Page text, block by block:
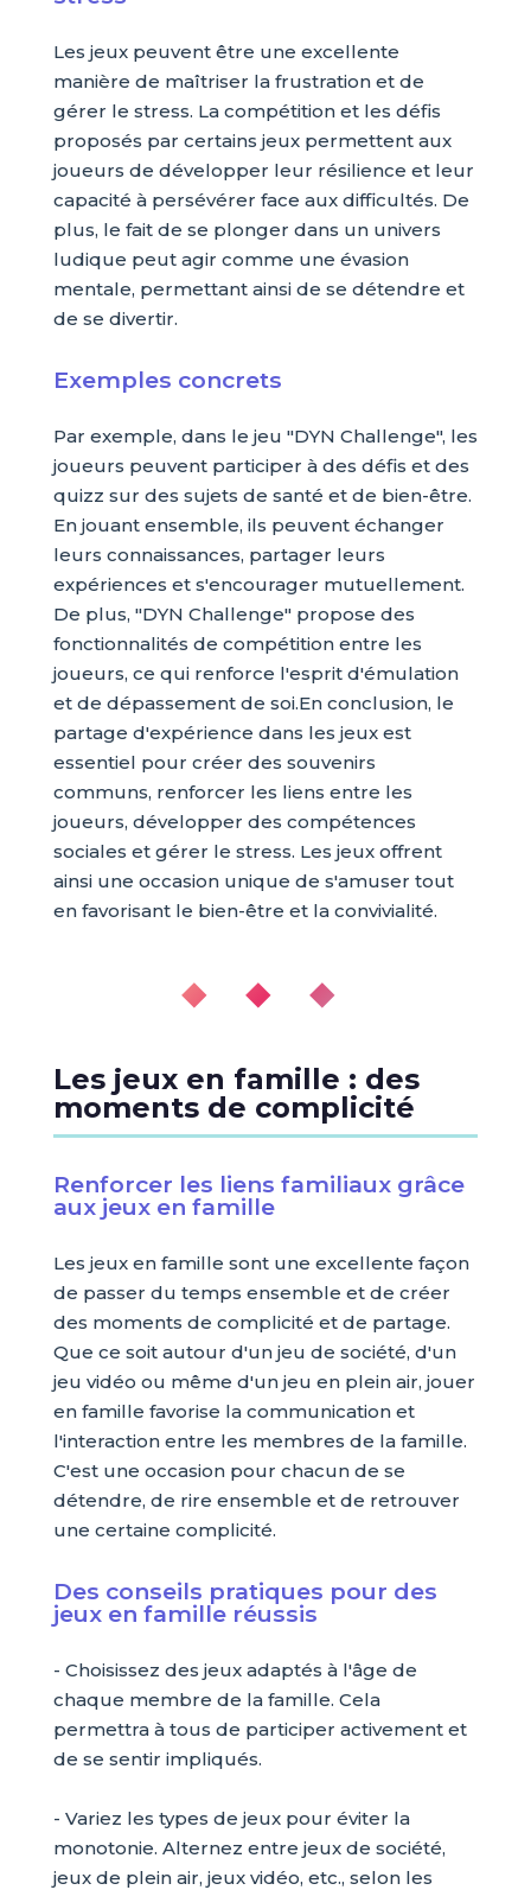
Les jeux peuvent être une excellente
manière de maîtriser la frustration et de
gérer le stress. La compétition et les défis
proposés par certains jeux permettent aux
joueurs de développer leur résilience et leur
capacité à persévérer face aux difficultés. De
plus, le fait de se plonger dans un univers
ludique peut agir comme une évasion
mentale, permettant ainsi de se détendre et
de se divertir.
Exemples concrets
Par exemple, dans le jeu "DYN Challenge", les
joueurs peuvent participer à des défis et des
quizz sur des sujets de santé et de bien-être.
En jouant ensemble, ils peuvent échanger
leurs connaissances, partager leurs
expériences et s'encourager mutuellement.
De plus, "DYN Challenge" propose des
fonctionnalités de compétition entre les
joueurs, ce qui renforce l'esprit d'émulation
et de dépassement de soi.En conclusion, le
partage d'expérience dans les jeux est
essentiel pour créer des souvenirs
communs, renforcer les liens entre les
joueurs, développer des compétences
sociales et gérer le stress. Les jeux offrent
ainsi une occasion unique de s'amuser tout
en favorisant le bien-être et la convivialité.
◆ ◆ ◆
Les jeux en famille : des
moments de complicité
Renforcer les liens familiaux grâce
aux jeux en famille
Les jeux en famille sont une excellente façon
de passer du temps ensemble et de créer
des moments de complicité et de partage.
Que ce soit autour d'un jeu de société, d'un
jeu vidéo ou même d'un jeu en plein air, jouer
en famille favorise la communication et
l'interaction entre les membres de la famille.
C'est une occasion pour chacun de se
détendre, de rire ensemble et de retrouver
une certaine complicité.
Des conseils pratiques pour des
jeux en famille réussis
- Choisissez des jeux adaptés à l'âge de
chaque membre de la famille. Cela
permettra à tous de participer activement et
de se sentir impliqués.
- Variez les types de jeux pour éviter la
monotonie. Alternez entre jeux de société,
jeux de plein air, jeux vidéo, etc., selon les